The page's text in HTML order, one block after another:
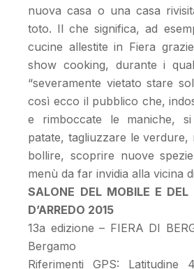
nuova casa o una casa
toto. Il che significa, ad
cucine allestite in Fiera
show cooking, durante i
“severamente vietato stare
così ecco il pubblico che,
e rimboccate le maniche,
patate, tagliuzzare le verdure,
bollire, scoprire nuove
menù da far invidia alla vicina
SALONE DEL MOBILE E DEL
D’ARREDO 2015
13a edizione – FIERA DI
Bergamo
Riferimenti GPS: Latitudine